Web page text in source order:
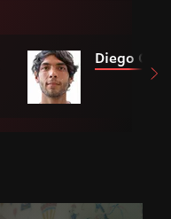
Diego